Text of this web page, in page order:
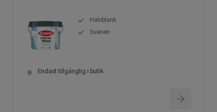
Halvblank
Svanen
Endast tillgänglig i butik